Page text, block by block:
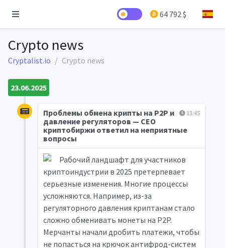
64 792 $
Crypto news
Cryptalist.io Crypto news
23.06.2025
13:45
Проблемы обмена крипты на P2P и
давление регуляторов — CEO
криптобиржи ответил на неприятные
вопросы
Рабочий ландшафт для участников
криптоиндустрии в 2025 претерпевает
серьезные изменения. Многие процессы
усложняются. Например, из-за
регуляторного давления криптанам стало
сложно обменивать монеты на P2P.
Мерчанты начали дробить платежи, чтобы
не попасться на крючок антифрод-систем